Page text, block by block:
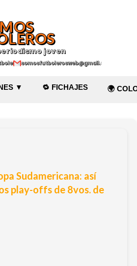
joven
somosfutbolerosweb@gmail.com
▼ 🔁 FICHAJES 🌍
Sudamericana: así
play-offs de 8vos. de